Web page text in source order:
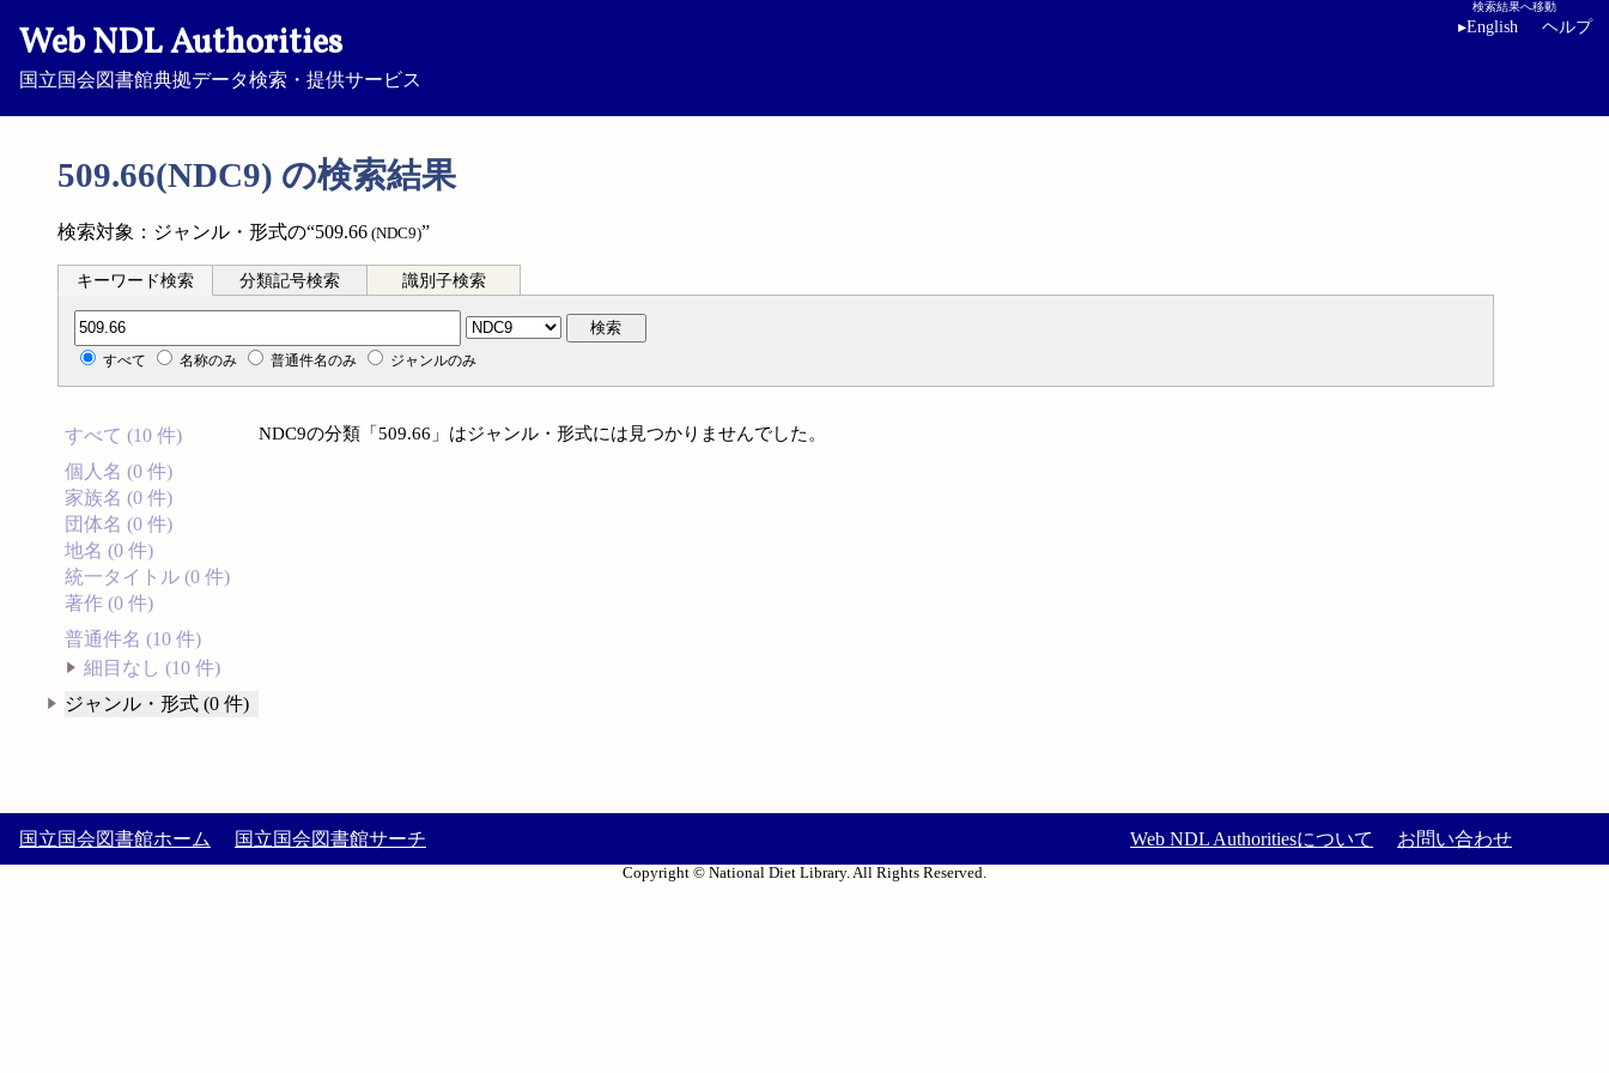
Web NDL Authorities
国立国会図書館典拠データ検索・提供サービス
検索結果へ移動
▸English ヘルプ
509.66(NDC9) の検索結果
検索対象：ジャンル・形式の“509.66 (NDC9)”
キーワード検索 分類記号検索 識別子検索
分類記号検索 検索
すべて 名称のみ 普通件名のみ ジャンルのみ
すべて (10 件)
個人名 (0 件)
家族名 (0 件)
団体名 (0 件)
地名 (0 件)
統一タイトル (0 件)
著作 (0 件)
普通件名 (10 件)
細目なし (10 件)
ジャンル・形式 (0 件)
NDC9の分類「509.66」はジャンル・形式には見つかりませんでした。
国立国会図書館ホーム 国立国会図書館サーチ Web NDL Authoritiesについて お問い合わせ
Copyright © National Diet Library. All Rights Reserved.